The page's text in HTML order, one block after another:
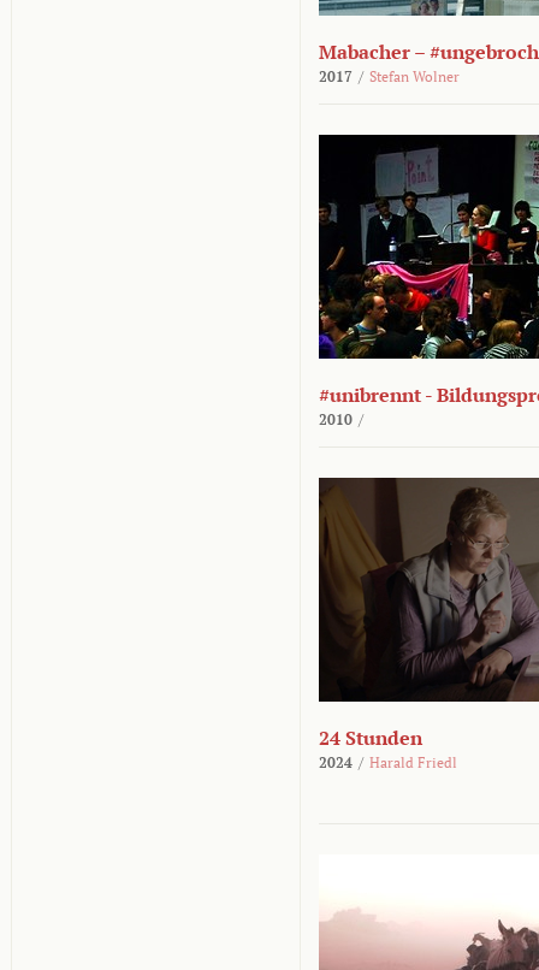
Mabacher –
2017 / Stefan Wolner
#unibrennt -
2010 /
24 Stunden
2024 / Harald Friedl